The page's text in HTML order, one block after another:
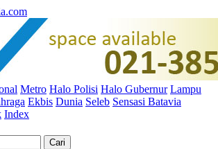
Metro Halo Polisi Halo Gubernur Lampu
Ekbis Dunia Seleb Sensasi Batavia
Index